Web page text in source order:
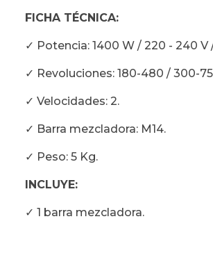
FICHA TÉCNICA:
✓ Potencia: 1400 W / 220 - 240 V
✓ Revoluciones: 180-480 / 300-
✓ Velocidades: 2.
✓ Barra mezcladora: M14.
✓ Peso: 5 Kg.
INCLUYE:
✓ 1 barra mezcladora.